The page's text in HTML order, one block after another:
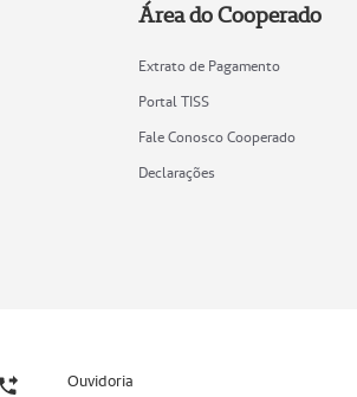
Área do Cooperado
Extrato de Pagamento
Portal TISS
Fale Conosco Cooperado
Declarações
Ouvidoria